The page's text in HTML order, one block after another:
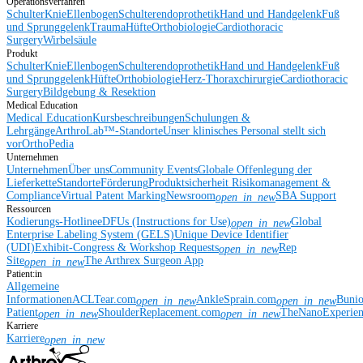
Operationsverfahren
SchulterKnieEllenbogenSchulterendoprothetikHand und HandgelenkFuß
und SprunggelenkTraumaHüfteOrthobiologieCardiothoracic
SurgeryWirbelsäule
Produkt
SchulterKnieEllenbogenSchulterendoprothetikHand und HandgelenkFuß
und SprunggelenkHüfteOrthobiologieHerz-ThoraxchirurgieCardiothoracic
SurgeryBildgebung & Resektion
Medical Education
Medical EducationKursbeschreibungenSchulungen &
LehrgängeArthroLab™-StandorteUnser klinisches Personal stellt sich
vorOrthoPedia
Unternehmen
UnternehmenÜber unsCommunity EventsGlobale Offenlegung der
LieferketteStandorteFörderungProduktsicherheit Risikomanagement &
ComplianceVirtual Patent MarkingNewsroomopen_in_newSBA Support
Ressourcen
Kodierungs-HotlineeDFUs (Instructions for Use)open_in_newGlobal
Enterprise Labeling System (GELS)Unique Device Identifier
(UDI)Exhibit-Congress & Workshop Requestsopen_in_newRep
Siteopen_in_newThe Arthrex Surgeon App
Patient:in
Allgemeine
InformationenACLTear.comopen_in_newAnkleSprain.comopen_in_new
Patientopen_in_newShoulderReplacement.comopen_in_new
Karriere
Karriereopen_in_new